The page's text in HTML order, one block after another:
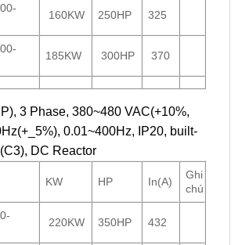
160KW 250HP 325
185KW 300HP 370
3 Phase, 380~480 VAC(+10%,
0.01~400Hz, IP20, built-
DC Reactor
KW HP In(A)
Ghi
chú
220KW 350HP 432